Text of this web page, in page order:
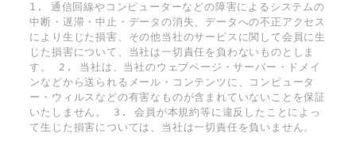
1. 通信回線やコンピューターなどの障害によるシステムの
中断・遅滞・中止・データの消失、データへの不正アクセス
により生じた損害、その他当社のサービスに関して会員に生
じた損害について、当社は一切責任を負わないものとしま
す。 2. 当社は、当社のウェブページ・サーバー・ドメイ
ンなどから送られるメール・コンテンツに、コンピュータ
ー・ウィルスなどの有害なものが含まれていないことを保証
いたしません。 3. 会員が本規約等に違反したことによっ
て生じた損害については、当社は一切責任を負いません。